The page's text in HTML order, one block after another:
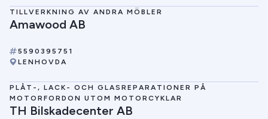
TILLVERKNING AV ANDRA MÖBLER
Amawood AB
5590395751
LENHOVDA
PLÅT-, LACK- OCH GLASREPARATIONER PÅ
MOTORFORDON UTOM MOTORCYKLAR
TH Bilskadecenter AB